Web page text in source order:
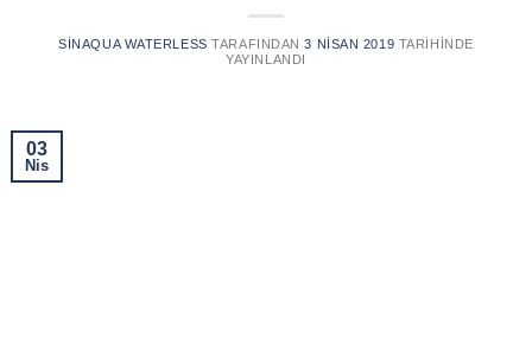
SINAQUA WATERLESS TARAFINDAN 3 NISAN 2019 TARIHINDE
YAYINLANDI
03
Nis